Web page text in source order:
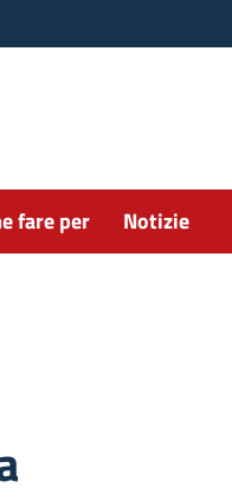
fare per Notizie